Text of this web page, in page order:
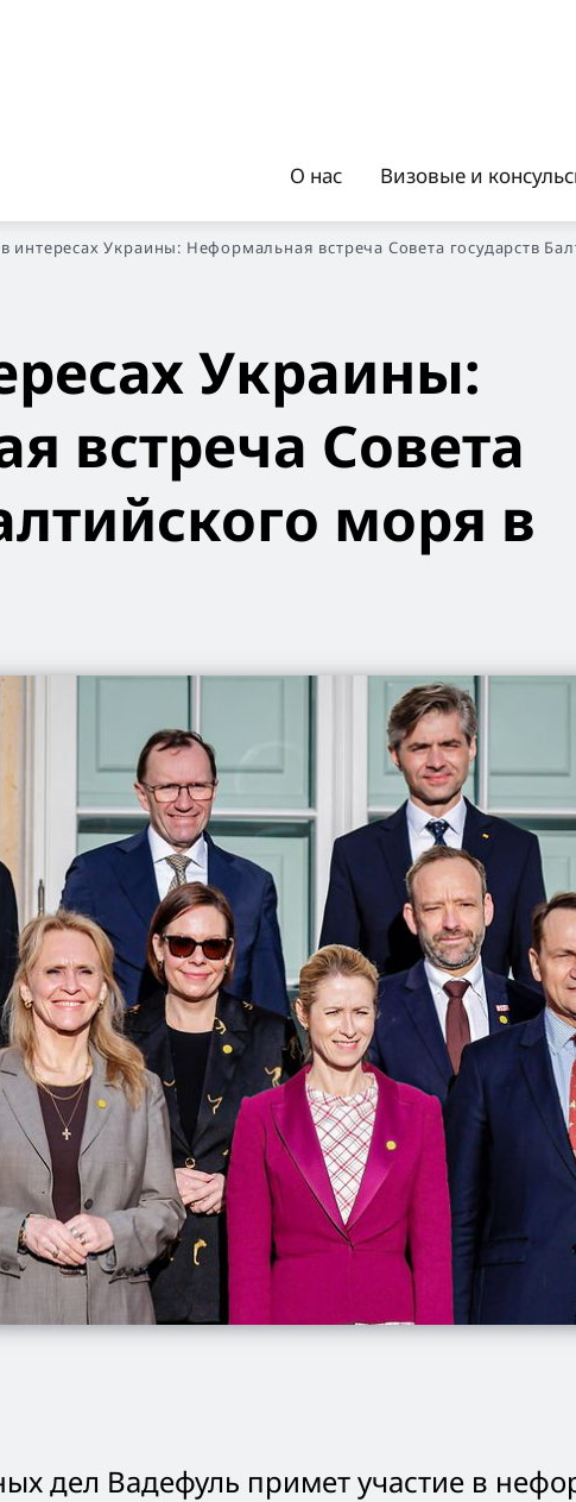
О нас Визовые и
интересах Украины: Неформальная встреча Совета государств
Украины:
встреча Совета
моря в
дел Вадефуль примет участие в